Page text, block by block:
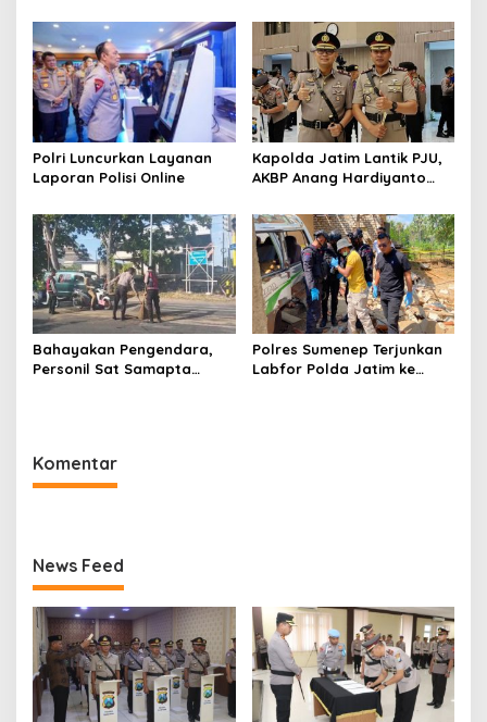
Polri Luncurkan Layanan
Laporan Polisi Online
Kapolda Jatim Lantik PJU,
AKBP Anang Hardiyanto
Bahayakan Pengendara,
Personil Sat Samapta
Polres Sumenep Terjunkan
Labfor Polda Jatim ke
Komentar
News Feed